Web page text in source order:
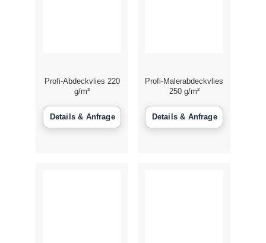
Profi-Abdeckvlies 220
g/m²
Profi-Malerabdeckvlies
250 g/m²